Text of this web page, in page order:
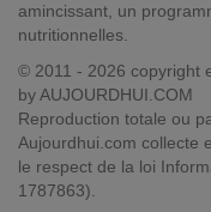
amincissant, un
nutritionnelles.
© 2011 - 2026 copyright
by AUJOURDHUI.COM
Reproduction totale ou
Aujourdhui.com collecte
le respect de la loi
1787863).